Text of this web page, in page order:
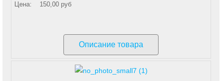
Цена: 150,00 руб
Описание товара